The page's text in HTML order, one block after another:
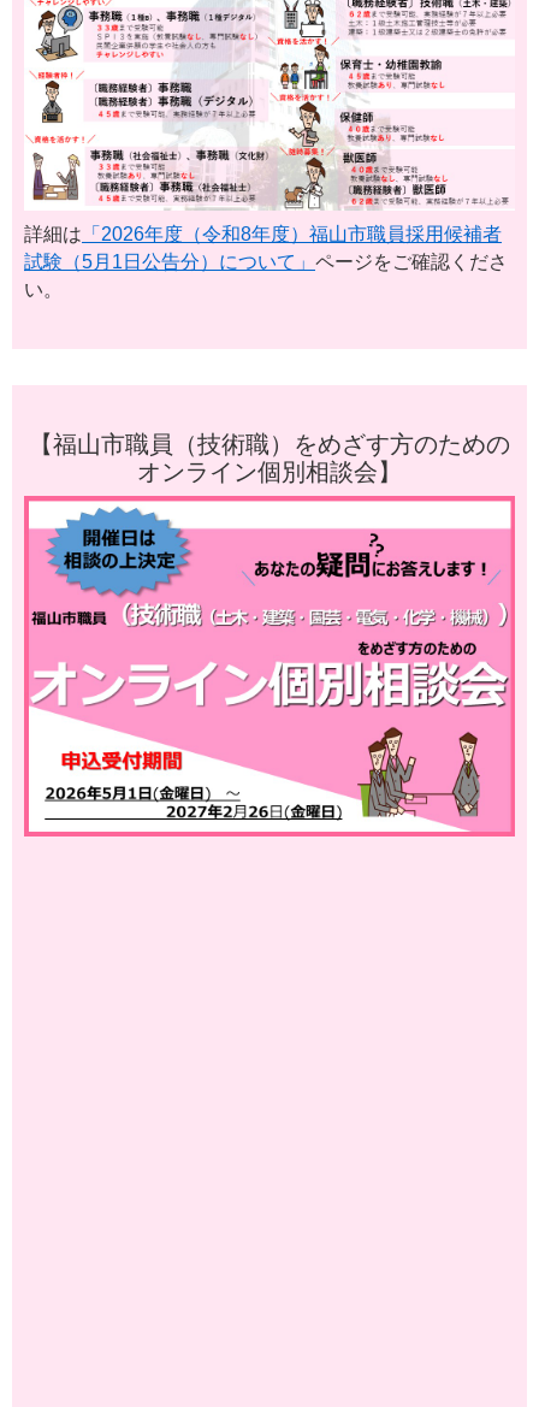
​詳細は 「2026年度（令和8年度）福山市職員採用候補者
試験​（5月1日公告分）について」 ページをご確認くださ
い。
【福山市職員（技術職）をめざす方のための
オンライン個別相談会】